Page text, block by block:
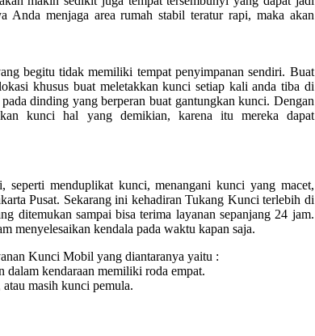
menjaga area rumah stabil teratur rapi, maka akan
begitu tidak memiliki tempat penyimpanan sendiri. Buat
khusus buat meletakkan kunci setiap kali anda tiba di
dinding yang berperan buat gantungkan kunci. Dengan
kunci hal yang demikian, karena itu mereka dapat
seperti menduplikat kunci, menangani kunci yang macet,
Pusat. Sekarang ini kehadiran Tukang Kunci terlebih di
ditemukan sampai bisa terima layanan sepanjang 24 jam.
menyelesaikan kendala pada waktu kapan saja.
Kunci Mobil yang diantaranya yaitu :
dalam kendaraan memiliki roda empat.
masih kunci pemula.